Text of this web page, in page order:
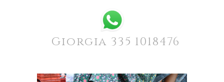
Giorgia 335 1018476